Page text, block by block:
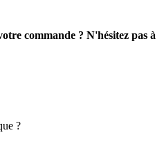
commande ? N'hésitez pas à
?